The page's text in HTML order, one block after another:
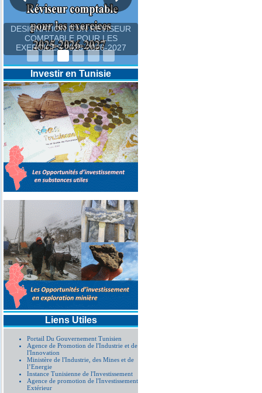
DESIGNATION D’UN REVISEUR
COMPTABLE POUR LES
EXERCICES 2025-2026-2027
Investir en Tunisie
Liens Utiles
Portail Du Gouvernement Tunisien
Agence de Promotion de l'Industrie et de
l'Innovation
Ministère de l'Industrie, des Mines et de
l’Energie
Instance Tunisienne de l'Investissement
Agence de promotion de l'Investissement
Extérieur